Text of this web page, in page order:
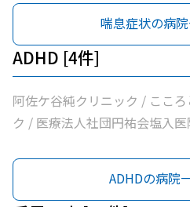
喘息症状の病
ADHD [4件]
阿佐ケ谷純クリニック / ここ
ク / 医療法人社団円祐会塩入
ADHDの病院